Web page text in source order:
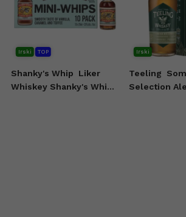
Irski TOP
Shanky's Whip
Liker
Whiskey Shanky's Whip
Irski
Teeling
Selection